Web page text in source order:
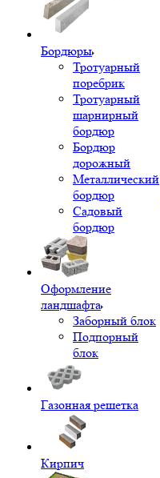
Бордюры
Тротуарный
поребрик
Тротуарный
шарнирный
бордюр
Бордюр
дорожный
Металлический
бордюр
Садовый
бордюр
Оформление
ландшафта
Заборный блок
Подпорный
блок
Газонная решетка
Кирпич